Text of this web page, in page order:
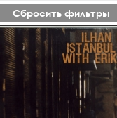
Сбросить фильтры